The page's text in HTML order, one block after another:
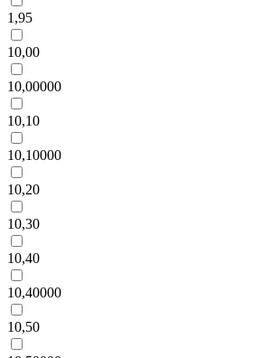
1,95
10,00
10,00000
10,10
10,10000
10,20
10,30
10,40
10,40000
10,50